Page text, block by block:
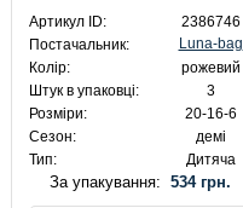
Артикул ID:
2386746
Постачальник:
Luna-bag
Колір:
рожевий
Штук в упаковці:
3
Розміри:
20-16-6
Сезон:
демі
Тип:
Дитяча
За упакування:534 грн.